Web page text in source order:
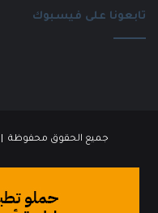
تابعونا على فيسبوك
جميع الحقوق محفوظة |